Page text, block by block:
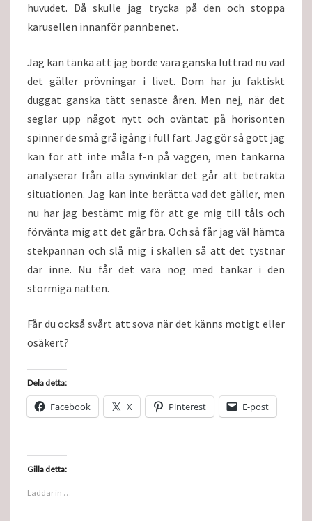
huvudet. Då skulle jag trycka på den och stoppa
karusellen innanför pannbenet.
Jag kan tänka att jag borde vara ganska luttrad nu vad
det gäller prövningar i livet. Dom har ju faktiskt
duggat ganska tätt senaste åren. Men nej, när det
seglar upp något nytt och oväntat på horisonten
spinner de små grå igång i full fart. Jag gör så gott jag
kan för att inte måla f-n på väggen, men tankarna
analyserar från alla synvinklar det går att betrakta
situationen. Jag kan inte berätta vad det gäller, men
nu har jag bestämt mig för att ge mig till tåls och
förvänta mig att det går bra. Och så får jag väl hämta
stekpannan och slå mig i skallen så att det tystnar
där inne. Nu får det vara nog med tankar i den
stormiga natten.
Får du också svårt att sova när det känns motigt eller
osäkert?
Dela detta:
Facebook X Pinterest E-post
Gilla detta:
Laddar in …